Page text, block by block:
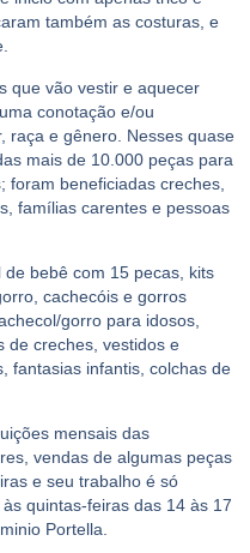
também as costuras, e
que vão vestir e aquecer
conotação e/ou
raça e gênero. Nesses quase
mais de 10.000 peças para
foram beneficiadas creches,
famílias carentes e pessoas
bebê com 15 pecas, kits
cachecóis e gorros
gorro para idosos,
de creches, vestidos e
fantasias infantis, colchas de
mensais das
vendas de algumas peças
e seu trabalho é só
quintas-feiras das 14 às 17
Portella.